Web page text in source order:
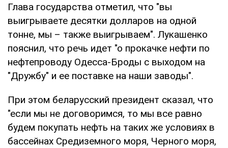
Глава государства отметил, что "вы
выигрываете десятки долларов на одной
тонне, мы – также выигрываем". Лукашенко
пояснил, что речь идет "о прокачке нефти по
нефтепроводу Одесса-Броды с выходом на
"Дружбу" и ее поставке на наши заводы".
При этом беларусский президент сказал, что
"если мы не договоримся, то мы все равно
будем покупать нефть на таких же условиях в
бассейнах Средиземного моря, Черного моря,